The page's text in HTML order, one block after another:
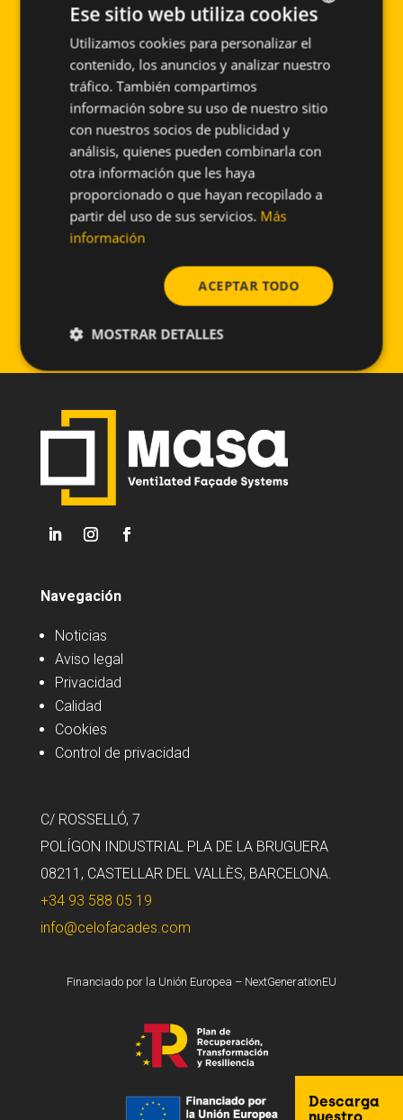
colocados con la junta horizontal
trabada, para la aceptación del sistema
de suportación se exigió que soportara,
con coeficientes de seguridad incluidos,
vientos huracanados con carga de hasta
250 kg/m2., lo que implica la utilización
de un perfil central para evitar la flecha
del propio porcelanato, en este Proyecto
este perfil extra no representó
despiece a traba. El Sistema escogido en
este fue el, PF-ALT/SO.
Navegación
Noticias
Aviso legal
Privacidad
Calidad
Cookies
Control de privacidad
C/ ROSSELLÓ, 7
POLÍGON INDUSTRIAL PLA DE LA BRUGUERA
08211, CASTELLAR DEL VALLÈS, BARCELONA.
+34 93 588 05 19
info@celofacades.com
Descarga
nuestro
Financiado por la Unión Europea – NextGenerationEU
SPANISH
ENGLISH
Ese sitio web utiliza cookies
Utilizamos cookies para personalizar el
contenido, los anuncios y analizar nuestro
tráfico. También compartimos
información sobre su uso de nuestro sitio
con nuestros socios de publicidad y
análisis, quienes pueden combinarla con
otra información que les haya
proporcionado o que hayan recopilado a
partir del uso de sus servicios. Más
información
ACEPTAR TODO
MOSTRAR DETALLES